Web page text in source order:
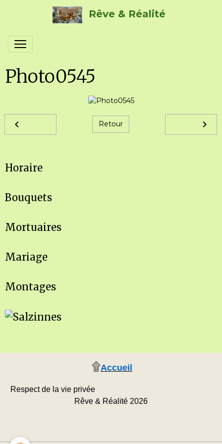
Rêve & Réalité
Photo0545
Retour
Horaire
Bouquets
Mortuaires
Mariage
Montages
۩Accueil
Respect de la vie privée
Rêve & Réalité 2026